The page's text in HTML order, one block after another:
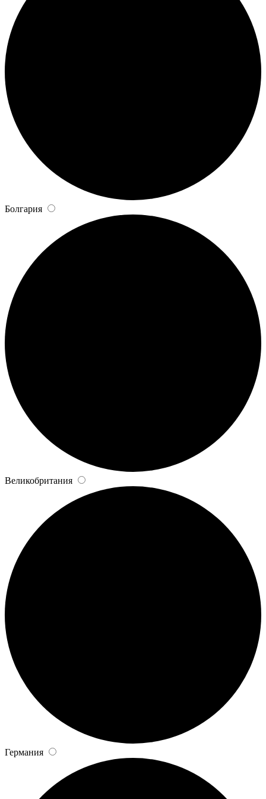
Болгария
Великобритания
Германия